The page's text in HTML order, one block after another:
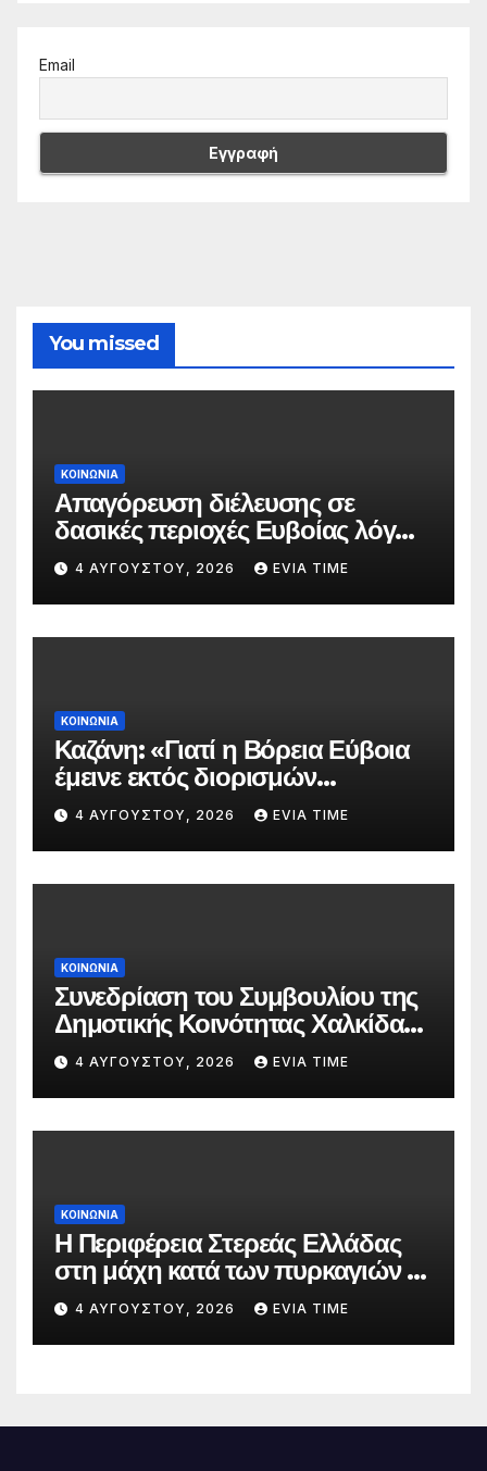
Email
You missed
ΚΟΙΝΩΝΙΑ
Απαγόρευση διέλευσης σε
δασικές περιοχές Ευβοίας λόγω
πολύ υψηλού κινδύνου
πυρκαγιάς
4 ΑΥΓΟΎΣΤΟΥ, 2026 EVIA TIME
ΚΟΙΝΩΝΙΑ
Καζάνη: «Γιατί η Βόρεια Εύβοια
έμεινε εκτός διορισμών
δασκάλων;»
4 ΑΥΓΟΎΣΤΟΥ, 2026 EVIA TIME
ΚΟΙΝΩΝΙΑ
Συνεδρίαση του Συμβουλίου της
Δημοτικής Κοινότητας Χαλκίδας
την 5 Αυγούστου
4 ΑΥΓΟΎΣΤΟΥ, 2026 EVIA TIME
ΚΟΙΝΩΝΙΑ
Η Περιφέρεια Στερεάς Ελλάδας
στη μάχη κατά των πυρκαγιών –
Δράσεις και στήριξη σε πέντε
περιφερειακές ενότητες
4 ΑΥΓΟΎΣΤΟΥ, 2026 EVIA TIME